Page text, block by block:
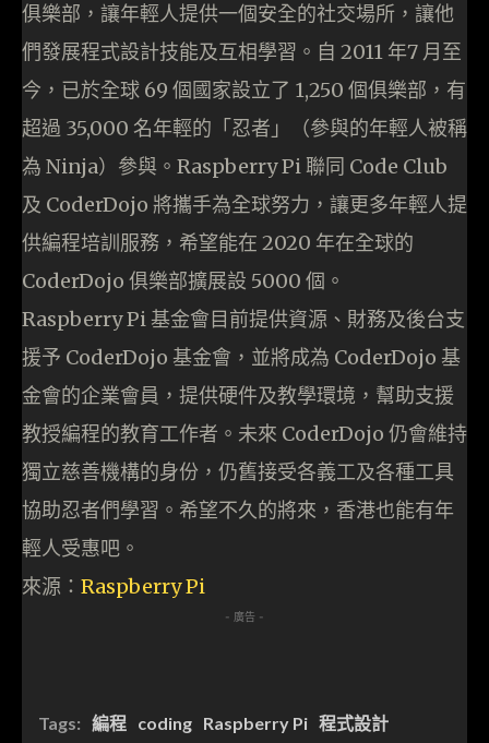
俱樂部，讓年輕人提供一個安全的社交場所，讓他
們發展程式設計技能及互相學習。自 2011 年7 月至
今，已於全球 69 個國家設立了 1,250 個俱樂部，有
超過 35,000 名年輕的「忍者」（參與的年輕人被稱
為 Ninja）參與。Raspberry Pi 聯同 Code Club
及 CoderDojo 將攜手為全球努力，讓更多年輕人提
供編程培訓服務，希望能在 2020 年在全球的
CoderDojo 俱樂部擴展設 5000 個。
Raspberry Pi 基金會目前提供資源、財務及後台支
援予 CoderDojo 基金會，並將成為 CoderDojo 基
金會的企業會員，提供硬件及教學環境，幫助支援
教授編程的教育工作者。未來 CoderDojo 仍會維持
獨立慈善機構的身份，仍舊接受各義工及各種工具
協助忍者們學習。希望不久的將來，香港也能有年
輕人受惠吧。
來源： Raspberry Pi
- 廣告 -
Tags: 編程 coding Raspberry Pi 程式設計